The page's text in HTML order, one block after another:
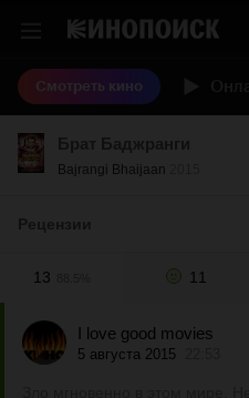
Смотреть кино
Bajrangi Bhaijaan
13 11
I love good movies
5 августа 2015